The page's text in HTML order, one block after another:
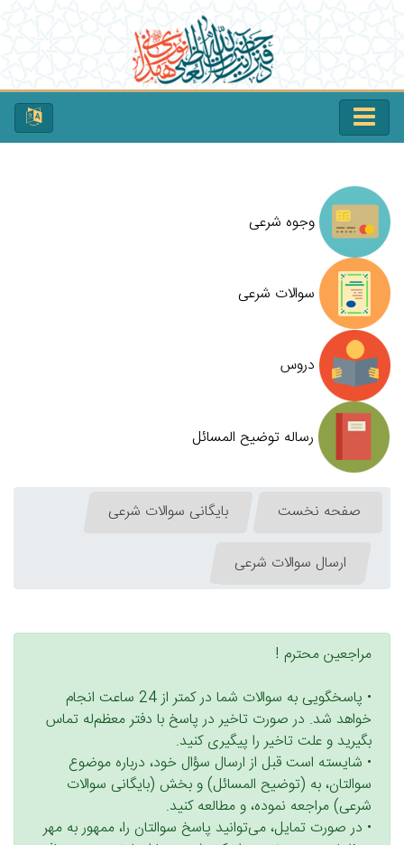
وجوه شرعی
سوالات شرعی
دروس
رساله توضیح المسائل
صفحه نخست بایگانی سوالات شرعی
ارسال سوالات شرعی
مراجعین محترم !
• پاسخگویی به سوالات شما در كمتر از 24 ساعت انجام
خواهد شد. در صورت تاخیر در پاسخ با دفتر معظم‌له تماس
بگیرید و علت تاخیر را پیگیری كنید.
• شایسته است قبل از ارسال سؤال خود، درباره موضوع
سوالتان، به (توضیح المسائل) و بخش (بایگانی سوالات
شرعی) مراجعه نموده، و مطالعه كنید.
• در صورت تمایل، می‌توانید پاسخ سوالتان را، ممهور به مهر